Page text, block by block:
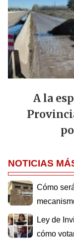
A la
NOTICIAS
Cómo
Ley de
cómo